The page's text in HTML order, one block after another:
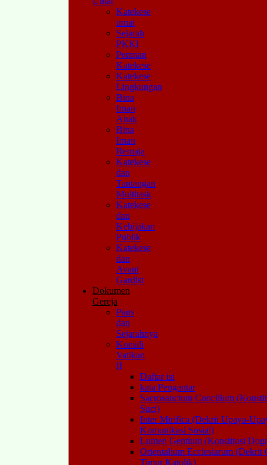
Katekese
umat
Sejarah
PKKI
Peranan
Katekese
Katekese
Lingkungan
Bina
Iman
Anak
Bina
Iman
Remaja
Katekese
dan
Tantangan
Multitask
Katekese
dan
Kebijakan
Publik
Katekese
dan
Avant
Gardist
Dokumen
Gereja
Paus
dan
Sejarahnya
Konsili
Vatikan
II
Daftar isi
kata Pengantar
Sacrosanctum Concilium
Suci)
Inter Mirifica (Dekrit Upaya-
Komunikasi Sosial)
Lumen Gentium (Konstitusi
Orientalium Ecclesiarum (Dekrit
Timur Katolik)